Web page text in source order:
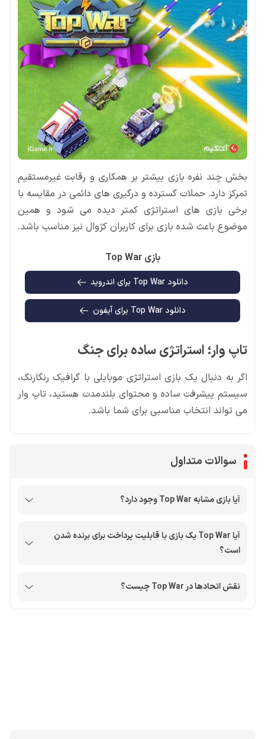
بخش چند نفره بازی بیشتر بر همکاری و رقابت غیرمستقیم
تمرکز دارد. حملات گسترده و درگیری های دائمی در مقایسه با
برخی بازی های استراتژی کمتر دیده می شود و همین
موضوع باعث شده بازی برای کاربران کژوال نیز مناسب باشد.
بازی Top War
دانلود Top War برای اندروید
دانلود Top War برای آیفون
تاپ وار؛ استراتژی ساده برای جنگ
اگر به دنبال یک بازی استراتژی موبایلی با گرافیک رنگارنگ،
سیستم پیشرفت ساده و محتوای بلندمدت هستید، تاپ وار
می تواند انتخاب مناسبی برای شما باشد.
سوالات متداول
آیا بازی مشابه Top War وجود دارد؟
آیا Top War یک بازی با قابلیت پرداخت برای برنده شدن
است؟
نقش اتحادها در Top War چیست؟